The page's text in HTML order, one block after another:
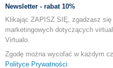
Newsletter - rabat 10%
Klikając ZAPISZ SIĘ, zgadzasz
marketingowych dotyczących
Virtualo.
Zgodę można wycofać w każdym
Polityce Prywatności